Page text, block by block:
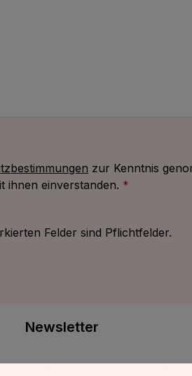
zur Kenntnis
ihnen einverstanden. *
Felder sind Pflichtfelder.
Newsletter
Jetzt für unseren Newsletter